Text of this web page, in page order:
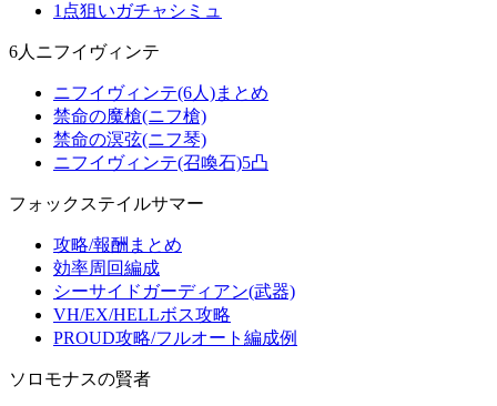
1点狙いガチャシミュ
6人ニフイヴィンテ
ニフイヴィンテ(6人)まとめ
禁命の魔槍(ニフ槍)
禁命の溟弦(ニフ琴)
ニフイヴィンテ(召喚石)5凸
フォックステイルサマー
攻略/報酬まとめ
効率周回編成
シーサイドガーディアン(武器)
VH/EX/HELLボス攻略
PROUD攻略/フルオート編成例
ソロモナスの賢者